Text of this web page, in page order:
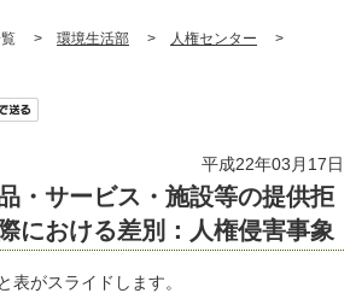
覧 > 環境生活部 > 人権センター >
平成22年03月17日
・サービス・施設等の提供拒
における差別：人権侵害事象
がスライドします。